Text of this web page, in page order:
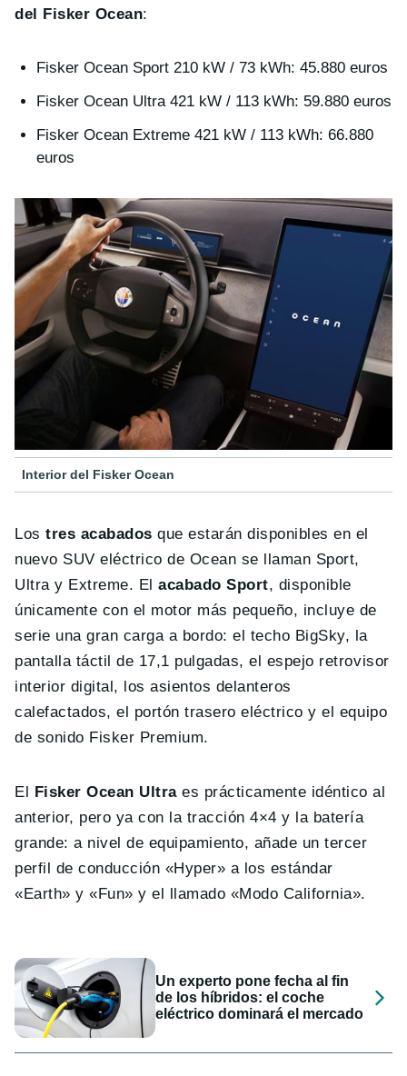
del Fisker Ocean:
Fisker Ocean Sport 210 kW / 73 kWh: 45.880 euros
Fisker Ocean Ultra 421 kW / 113 kWh: 59.880 euros
Fisker Ocean Extreme 421 kW / 113 kWh: 66.880
euros
Interior del Fisker Ocean
Lostres acabados que estarán disponibles en el
nuevo SUV eléctrico de Ocean se llaman Sport,
Ultra y Extreme. Elacabado Sport, disponible
únicamente con el motor más pequeño, incluye de
serie una gran carga a bordo: el techo BigSky, la
pantalla táctil de 17,1 pulgadas, el espejo retrovisor
interior digital, los asientos delanteros
calefactados, el portón trasero eléctrico y el equipo
de sonido Fisker Premium.
El Fisker Ocean Ultraes prácticamente idéntico al
anterior, pero ya con la tracción 4×4 y la batería
grande: a nivel de equipamiento, añade un tercer
perfil de conducción «Hyper» a los estándar
«Earth» y «Fun» y el llamado «Modo California».
Un experto pone fecha al fin
de los híbridos: el coche
eléctrico dominará el mercado